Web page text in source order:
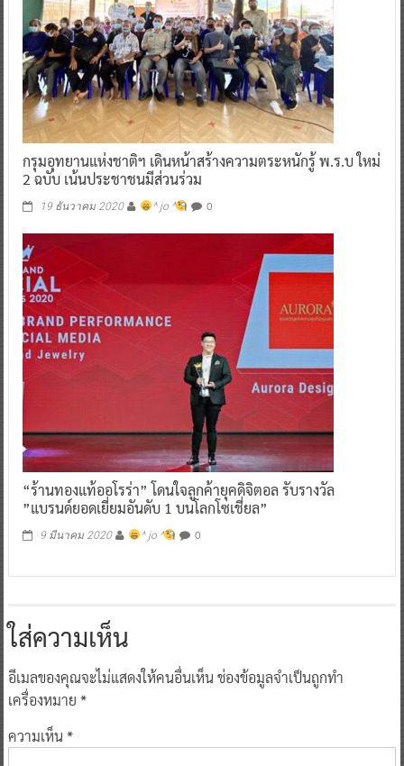
กรุมอุทยานแห่งชาติฯ เดินหน้าสร้างความตระหนักรู้ พ.ร.บ ใหม่
2 ฉบับ เน้นประชาชนมีส่วนร่วม
19 ธันวาคม 2020 ^ jo ^ 0
“ร้านทองแท้ออโรร่า” โดนใจลูกค้ายุคดิจิตอล รับรางวัล
”แบรนด์ยอดเยี่ยมอันดับ 1 บนโลกโซเชี่ยล”
9 มีนาคม 2020 ^ jo ^ 0
ใส่ความเห็น
อีเมลของคุณจะไม่แสดงให้คนอื่นเห็นช่องข้อมูลจำเป็นถูกทำ
เครื่องหมาย *
ความเห็น*